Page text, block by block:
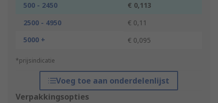
500 - 2450
€ 0,113
2500 - 4950
€ 0,11
5000 +
€ 0,095
*prijsindicatie
Voeg toe aan onderdelenlijst
Verpakkingsopties